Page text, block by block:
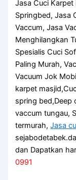
Jasa Cuci
Springbed, Jasa
Vaccum, Jasa
Menghilangkan
Spesialis Cuci
Paling Murah,
Vacuum Jok
karpet
spring bed,Deep
vaccum tungau,
termurah,Jasa
dan Dapatkan
0991